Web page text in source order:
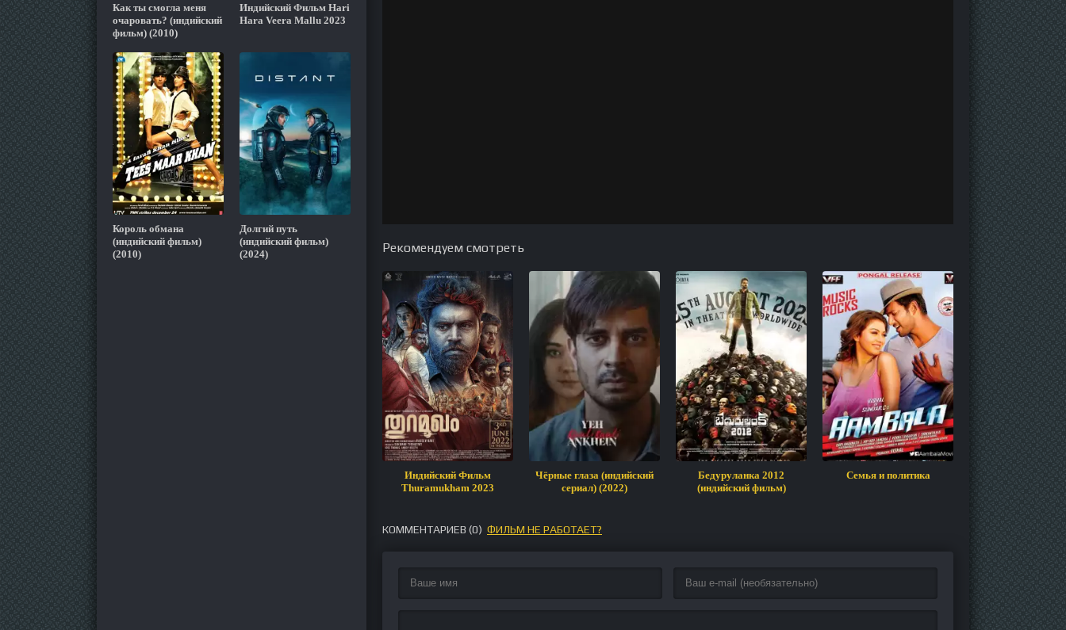
Рекомендуем смотреть
Индийский Фильм
Thuramukham 2023
Чёрные глаза (индийский
сериал) (2022)
Бедуруланка 2012
(индийский фильм)
Семья и политика Гуль
КОММЕНТАРИЕВ (0) ФИЛЬМ НЕ РАБОТАЕТ?
Как ты смогла меня
очаровать? (индийский
фильм) (2010)
Индийский Фильм Hari
Hara Veera Mallu 2023
Король обмана
(индийский фильм)
(2010)
Долгий путь
(индийский фильм)
(2024)